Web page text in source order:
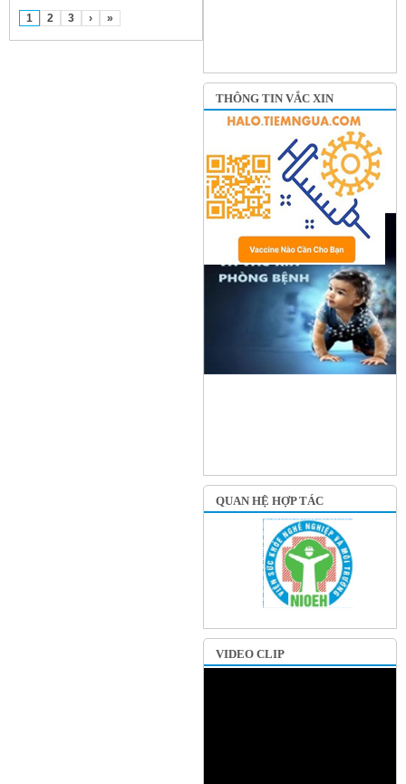
1 2 3 › »
THÔNG TIN VẮC XIN
QUAN HỆ HỢP TÁC
VIDEO CLIP